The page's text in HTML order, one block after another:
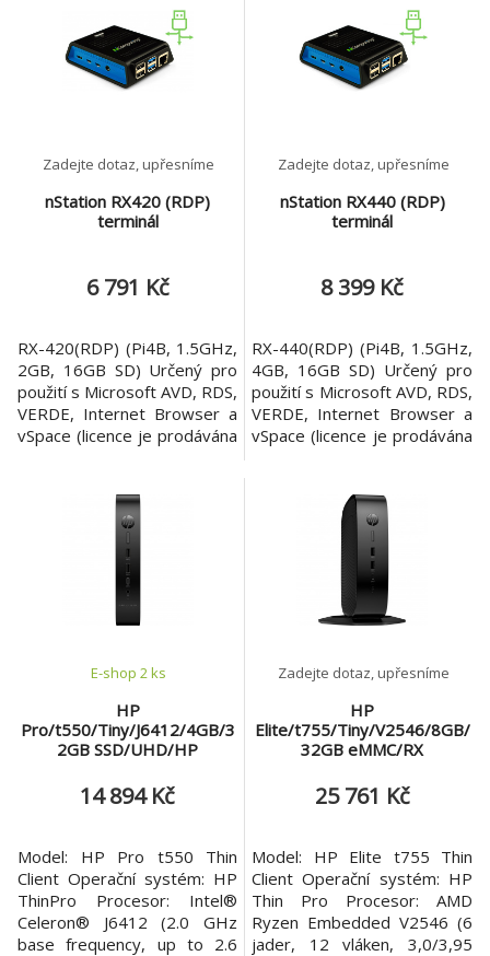
b/g/n/ac - 1 x Gigabit RJ45
LAN port - Kensington
security port - Speaker jack
(16bit/44kHz/Stereo high-
Broadcom BCM2837,
1,4GHz 64bitový čtyřjádrový
Cortex A53 dvoujádrový
VideoCore IV, multimediální
nStation RX420 (RDP)
terminál
Zadejte dotaz, upřesníme
6 791 Kč
RX-420(RDP) (Pi4B, 1.5GHz,
2GB, 16GB SD) Určený pro
použití s Microsoft AVD, RDS,
VERDE, Internet Browser a
vSpace (licence je prodávána
video output), rozlišení až 4K
- 4 x USB (2 x USB 3.0, 2 x
USB 2.0) - WiFi 802.11
b/g/n/ac - 1 x Gigabit RJ45
LAN port - Kensington
nStation RX440 (RDP)
terminál
Zadejte dotaz, upřesníme
8 399 Kč
RX-440(RDP) (Pi4B, 1.5GHz,
4GB, 16GB SD) Určený pro
použití s Microsoft AVD, RDS,
VERDE, Internet Browser a
vSpace (licence je prodávána
video output), rozlišení až 4K
- 4 x USB (2 x USB 3.0, 2 x
USB 2.0) - WiFi 802.11
b/g/n/ac - 1 x Gigabit RJ45
LAN port - Kensington
security port
HP
Pro/t550/Tiny/J6412/4GB/3
2GB SSD/UHD/HP
E-shop 2 ks
14 894 Kč
Model: HP Pro t550 Thin
Client Operační systém: HP
ThinPro Procesor: Intel®
Celeron® J6412 (2.0 GHz
base frequency, up to 2.6
HP
Elite/t755/Tiny/V2546/8GB/
32GB eMMC/RX
Zadejte dotaz, upřesníme
25 761 Kč
Model: HP Elite t755 Thin
Client Operační systém: HP
Thin Pro Procesor: AMD
Ryzen Embedded V2546 (6
jader, 12 vláken, 3,0/3,95